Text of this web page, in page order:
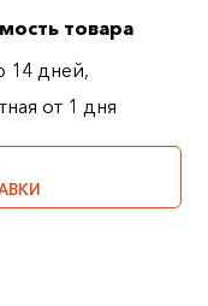
товара
14 дней,
от 1 дня